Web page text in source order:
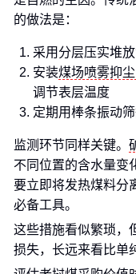
的做法是：
采用分层压实堆
安装煤场喷雾抑
调节表层温度
定期用棒条振动
监测环节同样关键。
不同位置的含水量变
要立即将发热煤料分
必备工具。
这些措施看似繁琐，
损失，长远来看比单